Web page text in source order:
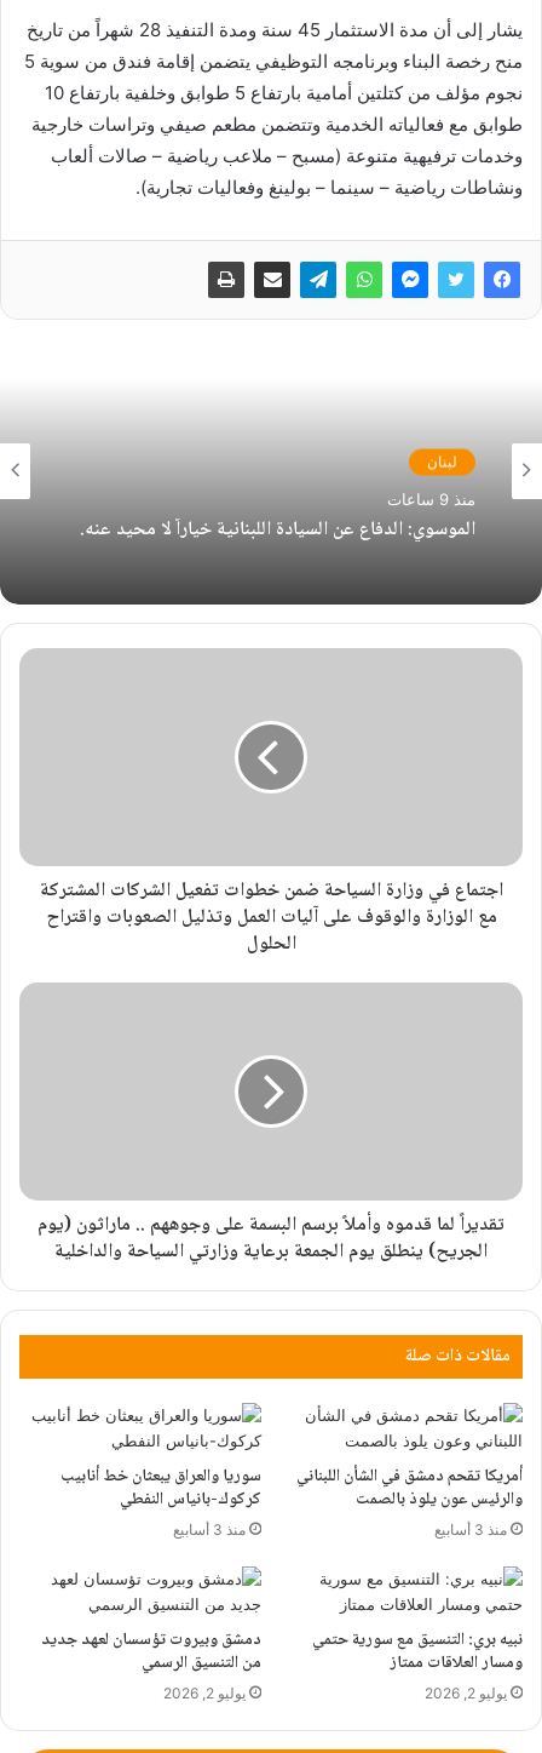
يشار إلى أن مدة الاستثمار 45 سنة ومدة التنفيذ 28 شهراً من تاريخ
منح رخصة البناء وبرنامجه التوظيفي يتضمن إقامة فندق من سوية 5
نجوم مؤلف من كتلتين أمامية بارتفاع 5 طوابق وخلفية بارتفاع 10
طوابق مع فعالياته الخدمية وتتضمن مطعم صيفي وتراسات خارجية
وخدمات ترفيهية متنوعة (مسبح – ملاعب رياضية – صالات ألعاب
ونشاطات رياضية – سينما – بولينغ وفعاليات تجارية).
لبنان
منذ 9 ساعات
الموسوي: الدفاع عن السيادة اللبنانية خياراً لا محيد عنه.
اجتماع في وزارة السياحة ضمن خطوات تفعيل الشركات المشتركة
مع الوزارة والوقوف على آليات العمل وتذليل الصعوبات واقتراح
الحلول
تقديراً لما قدموه وأملاً برسم البسمة على وجوههم .. ماراثون (يوم
الجريح) ينطلق يوم الجمعة برعاية وزارتي السياحة والداخلية
مقالات ذات صلة
أمريكا تقحم دمشق في الشأن اللبناني
والرئيس عون يلوذ بالصمت
منذ 3 أسابيع
سوريا والعراق يبعثان خط أنابيب
كركوك-بانياس النفطي
منذ 3 أسابيع
نبيه بري: التنسيق مع سورية حتمي
ومسار العلاقات ممتاز
يوليو 2, 2026
دمشق وبيروت تؤسسان لعهد جديد
من التنسيق الرسمي
يوليو 2, 2026